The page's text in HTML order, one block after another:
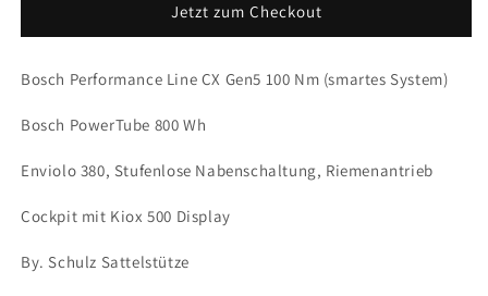
Charger5
vario
Müller
Charger5
vario
Jetzt zum Checkout
Bosch Performance Line CX Gen5 100 Nm (smartes System)
Bosch PowerTube 800 Wh
Enviolo 380, Stufenlose Nabenschaltung, Riemenantrieb
Cockpit mit Kiox 500 Display
By. Schulz Sattelstütze